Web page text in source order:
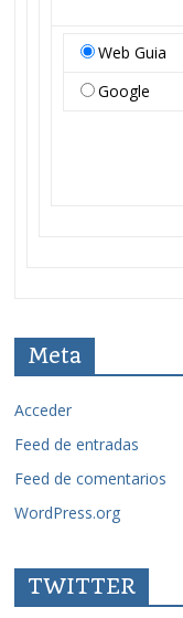
Web Guia
Google
Meta
Acceder
Feed de entradas
Feed de comentarios
WordPress.org
TWITTER